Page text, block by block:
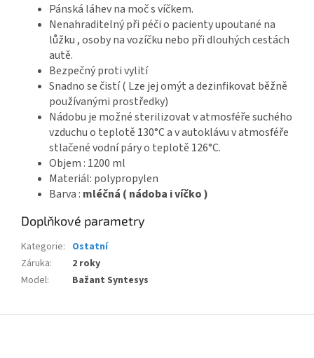
Pánská láhev na moč s víčkem.
Nenahraditelný při péči o pacienty upoutané na
lůžku , osoby na vozíčku nebo při dlouhých cestách
autě.
Bezpečný proti vylití
Snadno se čistí ( Lze jej omýt a dezinfikovat běžně
používanými prostředky)
Nádobu je možné sterilizovat v atmosféře suchého
vzduchu o teplotě 130°C a v autoklávu v atmosféře
stlačené vodní páry o teplotě 126°C.
Objem : 1200 ml
Materiál: polypropylen
Barva : mléčná ( nádoba i víčko )
Doplňkové parametry
Kategorie: Ostatní
Záruka:
2 roky
Model: Bažant Syntesys